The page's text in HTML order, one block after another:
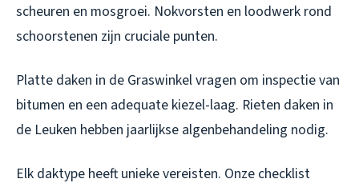
scheuren en mosgroei. Nokvorsten en loodwerk rond
schoorstenen zijn cruciale punten.
Platte daken in de Graswinkel vragen om inspectie van
bitumen en een adequate kiezel-laag. Rieten daken in
de Leuken hebben jaarlijkse algenbehandeling nodig.
Elk daktype heeft unieke vereisten. Onze checklist